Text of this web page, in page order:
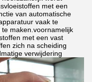
met een
van automatische
vaak te
maken.voornamelijk
met een vast
zich na scheiding
verwijdering